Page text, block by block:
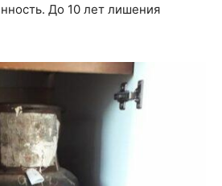
До 10 лет лишения